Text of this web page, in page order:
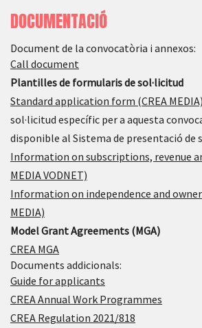
DOCUMENTACIÓ
Document de la convocatòria i annexos:
Call document
Plantilles de formularis de sol·licitud
Standard application form (CREA MEDIA)
sol·licitud específic per a aquesta
disponible al Sistema de presentació de
Information on subscriptions, revenue
MEDIA VODNET)
Information on independence and
MEDIA)
Model Grant Agreements (MGA)
CREA MGA
Documents addicionals:
Guide for applicants
CREA Annual Work Programmes
CREA Regulation 2021/818